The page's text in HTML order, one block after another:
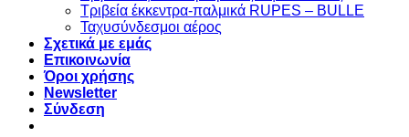
Τριβεία έκκεντρα-παλμικά RUPES – BULLE
Ταχυσύνδεσμοι αέρος
Σχετικά με εμάς
Επικοινωνία
Όροι χρήσης
Newsletter
Σύνδεση